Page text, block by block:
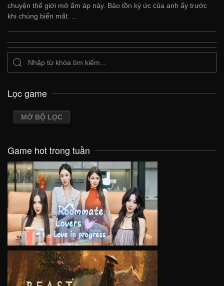
chuyện thế giới mở ấm áp này. Bảo tồn ký ức của anh ấy trước
khi chúng biến mất. ...
Lọc game
MỞ BỘ LỌC
Game hot trong tuần
VIEW